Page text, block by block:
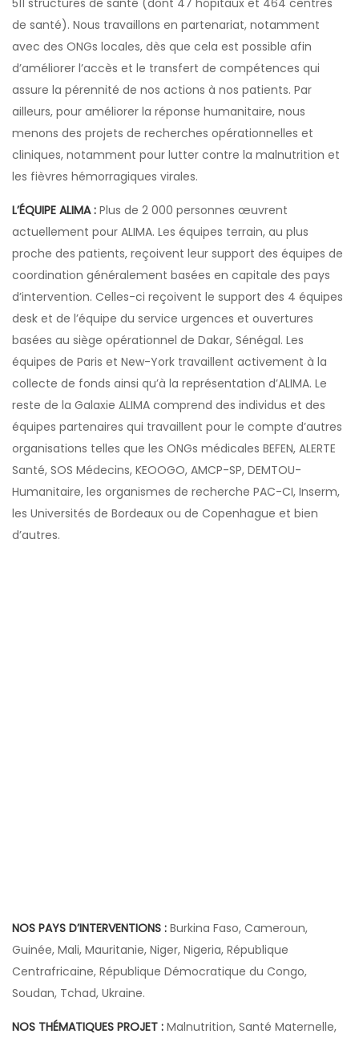
511 structures de santé (dont 47 hôpitaux et 464 centres
de santé). Nous travaillons en partenariat, notamment
avec des ONGs locales, dès que cela est possible afin
d’améliorer l’accès et le transfert de compétences qui
assure la pérennité de nos actions à nos patients. Par
ailleurs, pour améliorer la réponse humanitaire, nous
menons des projets de recherches opérationnelles et
cliniques, notamment pour lutter contre la malnutrition et
les fièvres hémorragiques virales.
L’ÉQUIPE ALIMA : Plus de 2 000 personnes œuvrent
actuellement pour ALIMA. Les équipes terrain, au plus
proche des patients, reçoivent leur support des équipes de
coordination généralement basées en capitale des pays
d’intervention. Celles-ci reçoivent le support des 4 équipes
desk et de l’équipe du service urgences et ouvertures
basées au siège opérationnel de Dakar, Sénégal. Les
équipes de Paris et New-York travaillent activement à la
collecte de fonds ainsi qu’à la représentation d’ALIMA. Le
reste de la Galaxie ALIMA comprend des individus et des
équipes partenaires qui travaillent pour le compte d’autres
organisations telles que les ONGs médicales BEFEN, ALERTE
Santé, SOS Médecins, KEOOGO, AMCP-SP, DEMTOU-
Humanitaire, les organismes de recherche PAC-CI, Inserm,
les Universités de Bordeaux ou de Copenhague et bien
d’autres.
NOS PAYS D’INTERVENTIONS : Burkina Faso, Cameroun,
Guinée, Mali, Mauritanie, Niger, Nigeria, République
Centrafricaine, République Démocratique du Congo,
Soudan, Tchad, Ukraine.
NOS THÉMATIQUES PROJET : Malnutrition, Santé Maternelle,